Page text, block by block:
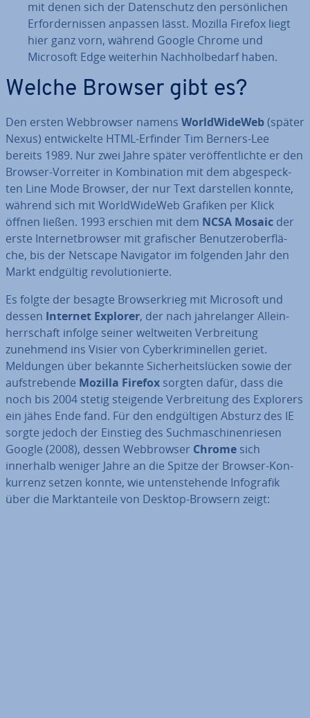
mit denen sich der Da­ten­schutz den per­sön­li­chen
Er­for­der­nis­sen anpassen lässt. Mozilla Firefox liegt
hier ganz vorn, während Google Chrome und
Microsoft Edge weiterhin Nach­hol­be­darf haben.
Welche Browser gibt es?
Den ersten Web­brow­ser namens World­Wi­de­Web(später
Nexus) ent­wi­ckel­te HTML-Erfinder Tim Berners-Lee
bereits 1989. Nur zwei Jahre später ver­öf­fent­lich­te er den
Browser-Vorreiter in Kom­bi­na­ti­on mit dem ab­ge­speck­
ten Line Mode Browser, der nur Text dar­stel­len konnte,
während sich mit World­Wi­de­Web Grafiken per Klick
öffnen ließen. 1993 erschien mit dem NCSA Mosaic der
erste In­ter­net­brow­ser mit gra­fi­scher Be­nut­zer­ober­flä­
che, bis der Netscape Navigator im folgenden Jahr den
Markt endgültig re­vo­lu­tio­nier­te.
Es folgte der besagte Brow­ser­krieg mit Microsoft und
dessen Internet Explorer, der nach jah­re­lan­ger Al­lein­
herr­schaft infolge seiner welt­wei­ten Ver­brei­tung
zunehmend ins Visier von Cy­ber­kri­mi­nel­len geriet.
Meldungen über bekannte Si­cher­heits­lü­cken sowie der
auf­stre­ben­de Mozilla Firefox sorgten dafür, dass die
noch bis 2004 stetig steigende Ver­brei­tung des Explorers
ein jähes Ende fand. Für den end­gül­ti­gen Absturz des IE
sorgte jedoch der Einstieg des Such­ma­schi­nen­rie­sen
Google (2008), dessen Web­brow­ser Chrome sich
innerhalb weniger Jahre an die Spitze der Browser-Kon­
kur­renz setzen konnte, wie un­ten­ste­hen­de In­fo­gra­fik
über die Markt­an­tei­le von Desktop-Browsern zeigt: